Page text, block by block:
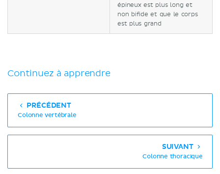
épineux est plus long et
non bifide et que le corps
est plus grand
Continuez à apprendre
PRÉCÉDENT
Colonne vertébrale
SUIVANT
Colonne thoracique